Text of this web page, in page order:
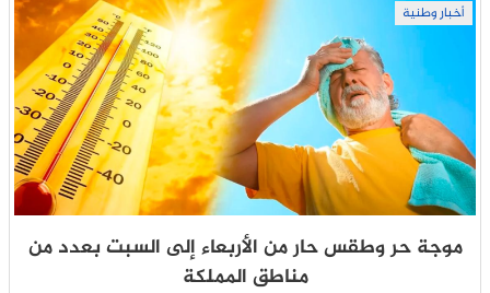
أخبار وطنية
موجة حر وطقس حار من الأربعاء إلى السبت بعدد من
مناطق المملكة